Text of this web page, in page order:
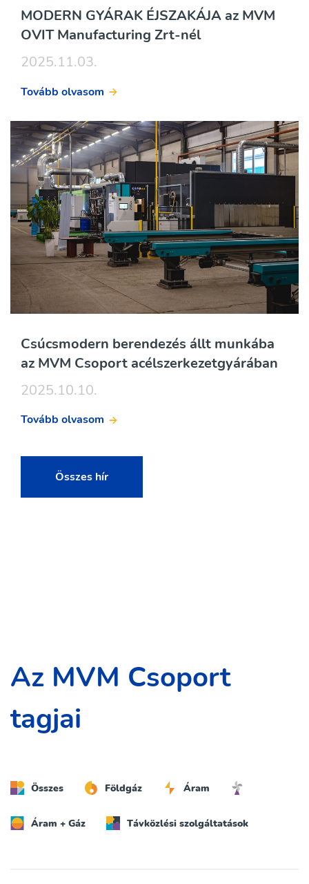
MODERN GYÁRAK ÉJSZAKÁJA az MVM
OVIT Manufacturing Zrt-nél
2025.11.03.
Tovább olvasom
Csúcsmodern berendezés állt munkába
az MVM Csoport acélszerkezetgyárában
2025.10.10.
Tovább olvasom
Összes hír
Az MVM Csoport
tagjai
Összes Földgáz Áram
Áram + Gáz Távközlési szolgáltatások